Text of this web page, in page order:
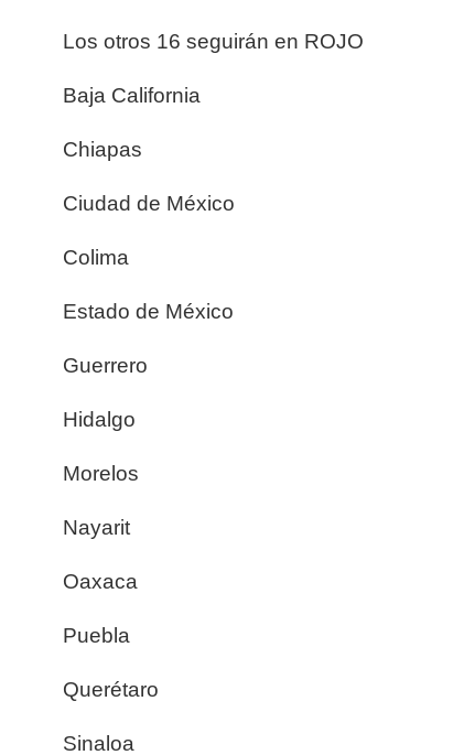
Los otros 16 seguirán en ROJO
Baja California
Chiapas
Ciudad de México
Colima
Estado de México
Guerrero
Hidalgo
Morelos
Nayarit
Oaxaca
Puebla
Querétaro
Sinaloa